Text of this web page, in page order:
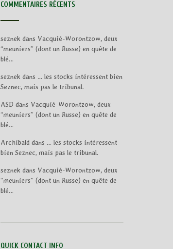
COMMENTAIRES RÉCENTS
seznek dans Vacquié-Worontzow, deux
“meuniers” (dont un Russe) en quête de
blé…
seznek dans … les stocks intéressent bien
Seznec, mais pas le tribunal.
ASD dans Vacquié-Worontzow, deux
“meuniers” (dont un Russe) en quête de
blé…
Archibald dans … les stocks intéressent
bien Seznec, mais pas le tribunal.
seznek dans Vacquié-Worontzow, deux
“meuniers” (dont un Russe) en quête de
blé…
QUICK CONTACT INFO